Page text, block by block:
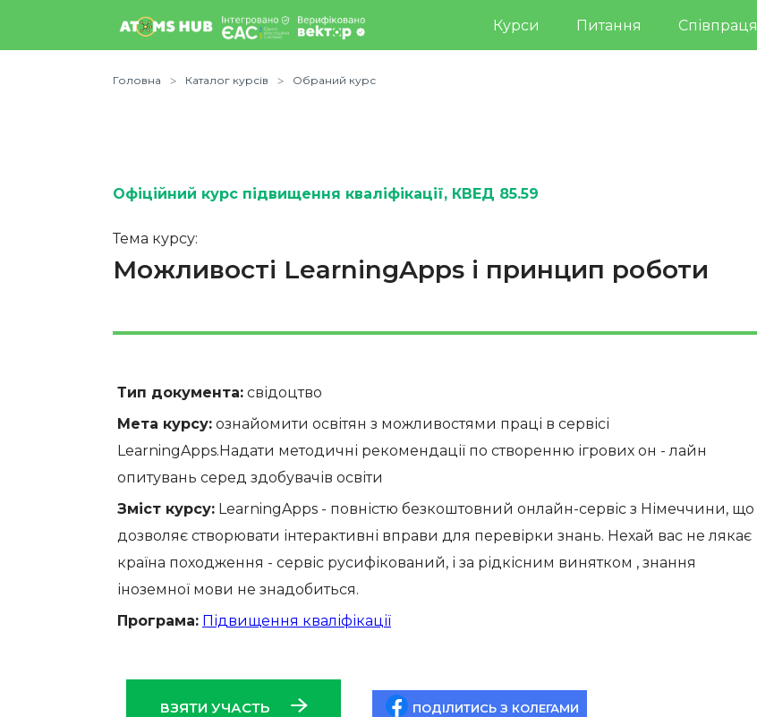
Курси Питання Співпраця
Головна Каталог курсів Обраний курс
Офіційний курс підвищення кваліфікації, КВЕД 85.59
Тема курсу:
Можливості LearningApps і принцип роботи
Тип документа: свідоцтво
Мета курсу: ознайомити освітян з можливостями праці в сервісі
LearningApps.Надати методичні рекомендації по створенню ігрових он - лайн
опитувань серед здобувачів освіти
Зміст курсу: LearningApps - повністю безкоштовний онлайн-сервіс з Німеччини, що
дозволяє створювати інтерактивні вправи для перевірки знань. Нехай вас не лякає
країна походження - сервіс русифікований, і за рідкісним винятком , знання
іноземної мови не знадобиться.
Програма: Підвищення кваліфікації
ВЗЯТИ УЧАСТЬ ПОДІЛИТИСЬ З КОЛЕГАМИ